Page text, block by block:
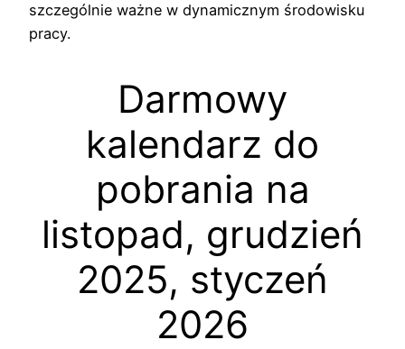
szczególnie ważne w dynamicznym środowisku
pracy.
Darmowy
kalendarz do
pobrania na
listopad, grudzień
2025, styczeń
2026